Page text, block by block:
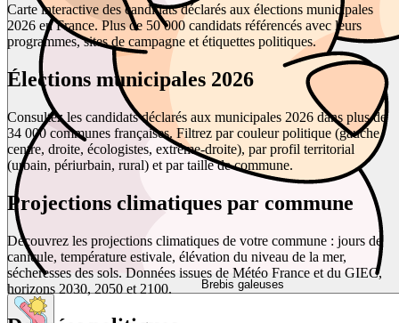
Brebis galeuses
Carte interactive des candidats déclarés aux élections municipales
2026 en France. Plus de 50 000 candidats référencés avec leurs
programmes, sites de campagne et étiquettes politiques.
Élections municipales 2026
Consultez les candidats déclarés aux municipales 2026 dans plus de
34 000 communes françaises. Filtrez par couleur politique (gauche,
centre, droite, écologistes, extrême-droite), par profil territorial
(urbain, périurbain, rural) et par taille de commune.
Projections climatiques par commune
Découvrez les projections climatiques de votre commune : jours de
canicule, température estivale, élévation du niveau de la mer,
sécheresses des sols. Données issues de Météo France et du GIEC,
horizons 2030, 2050 et 2100.